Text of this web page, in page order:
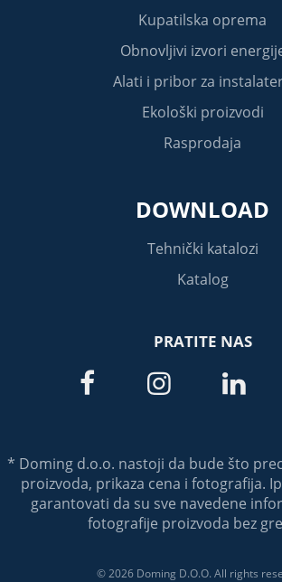
Kupatilska oprema
Obnovljivi izvori
Alati i pribor za
Ekološki proizvodi
Rasprodaja
DOWNLOAD
Tehnički katalozi
Katalog
PRATITE NAS
  
* Doming d.o.o. nastoji da bude što
proizvoda, prikaza cena i fotografija.
garantovati da su sve navedene
fotografije proizvoda bez
© 2026 Doming D.O.O. All rights